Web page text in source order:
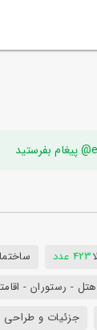
423 عدد
هتل - رستوران -
جزئیات و طراحی